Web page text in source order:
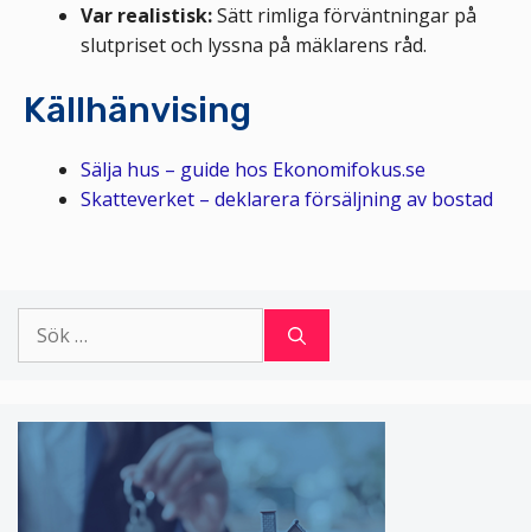
Var realistisk:Sätt rimliga förväntningar på
slutpriset och lyssna på mäklarens råd.
Källhänvising
Sälja hus – guide hos Ekonomifokus.se
Skatteverket – deklarera försäljning av bostad
efter: